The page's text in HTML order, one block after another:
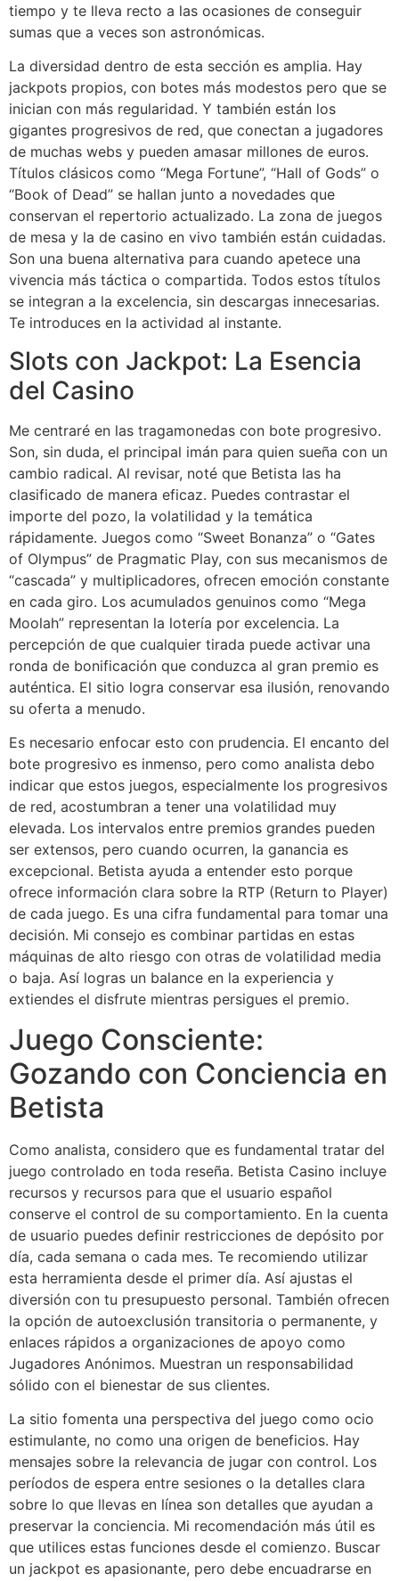
tiempo y te lleva recto a las ocasiones de conseguir
sumas que a veces son astronómicas.
La diversidad dentro de esta sección es amplia. Hay
jackpots propios, con botes más modestos pero que se
inician con más regularidad. Y también están los
gigantes progresivos de red, que conectan a jugadores
de muchas webs y pueden amasar millones de euros.
Títulos clásicos como “Mega Fortune”, “Hall of Gods” o
“Book of Dead” se hallan junto a novedades que
conservan el repertorio actualizado. La zona de juegos
de mesa y la de casino en vivo también están cuidadas.
Son una buena alternativa para cuando apetece una
vivencia más táctica o compartida. Todos estos títulos
se integran a la excelencia, sin descargas innecesarias.
Te introduces en la actividad al instante.
Slots con Jackpot: La Esencia
del Casino
Me centraré en las tragamonedas con bote progresivo.
Son, sin duda, el principal imán para quien sueña con un
cambio radical. Al revisar, noté que Betista las ha
clasificado de manera eficaz. Puedes contrastar el
importe del pozo, la volatilidad y la temática
rápidamente. Juegos como “Sweet Bonanza” o “Gates
of Olympus” de Pragmatic Play, con sus mecanismos de
“cascada” y multiplicadores, ofrecen emoción constante
en cada giro. Los acumulados genuinos como “Mega
Moolah” representan la lotería por excelencia. La
percepción de que cualquier tirada puede activar una
ronda de bonificación que conduzca al gran premio es
auténtica. El sitio logra conservar esa ilusión, renovando
su oferta a menudo.
Es necesario enfocar esto con prudencia. El encanto del
bote progresivo es inmenso, pero como analista debo
indicar que estos juegos, especialmente los progresivos
de red, acostumbran a tener una volatilidad muy
elevada. Los intervalos entre premios grandes pueden
ser extensos, pero cuando ocurren, la ganancia es
excepcional. Betista ayuda a entender esto porque
ofrece información clara sobre la RTP (Return to Player)
de cada juego. Es una cifra fundamental para tomar una
decisión. Mi consejo es combinar partidas en estas
máquinas de alto riesgo con otras de volatilidad media
o baja. Así logras un balance en la experiencia y
extiendes el disfrute mientras persigues el premio.
Juego Consciente:
Gozando con Conciencia en
Betista
Como analista, considero que es fundamental tratar del
juego controlado en toda reseña. Betista Casino incluye
recursos y recursos para que el usuario español
conserve el control de su comportamiento. En la cuenta
de usuario puedes definir restricciones de depósito por
día, cada semana o cada mes. Te recomiendo utilizar
esta herramienta desde el primer día. Así ajustas el
diversión con tu presupuesto personal. También ofrecen
la opción de autoexclusión transitoria o permanente, y
enlaces rápidos a organizaciones de apoyo como
Jugadores Anónimos. Muestran un responsabilidad
sólido con el bienestar de sus clientes.
La sitio fomenta una perspectiva del juego como ocio
estimulante, no como una origen de beneficios. Hay
mensajes sobre la relevancia de jugar con control. Los
períodos de espera entre sesiones o la detalles clara
sobre lo que llevas en línea son detalles que ayudan a
preservar la conciencia. Mi recomendación más útil es
que utilices estas funciones desde el comienzo. Buscar
un jackpot es apasionante, pero debe encuadrarse en